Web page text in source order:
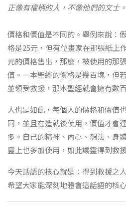
正像有權柄的人，不像他們的文士。
價格和價值是不同的。舉例來說：
格是25元，但有位畫家在那張紙上
元的價格售出，那麼，被使用的那
值。一本聖經的價格是幾百塊，
並領受救援，那本聖經就會擁有數
人也是如此，每個人的價格和價值
同，並且在造就後使用，價值才會
多。自己的精神、內心、想法、身
靈上也多加使用，如此讓靈得到救
今天話語的核心就是：得到救援之
希望大家能深刻地體會這話語的核